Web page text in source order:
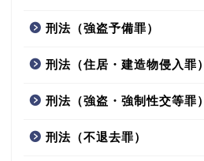
刑法（強盗予備罪）
刑法（住居・建造物侵入罪）
刑法（強盗・強制性交等罪）
刑法（不退去罪）